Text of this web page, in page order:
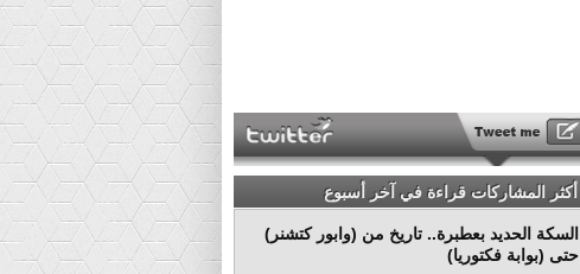
أكثر المشاركات قراءة في آخر أسبوع
السكة الحديد بعطبرة.. تاريخ من (وابور كتشنر)
حتى (بوابة فكتوريا)